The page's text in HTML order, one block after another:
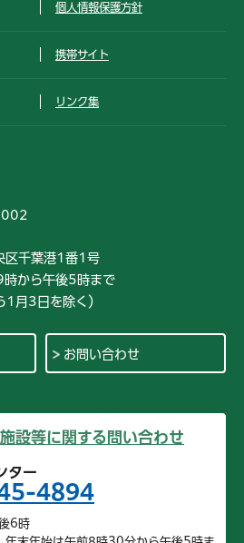
個人情報保護方針
携帯サイト
リンク集
千葉港1番1号
時から午後5時まで
1月3日を除く）
お問い合わせ
設等に関する問い合わせ
ター
4894
6時